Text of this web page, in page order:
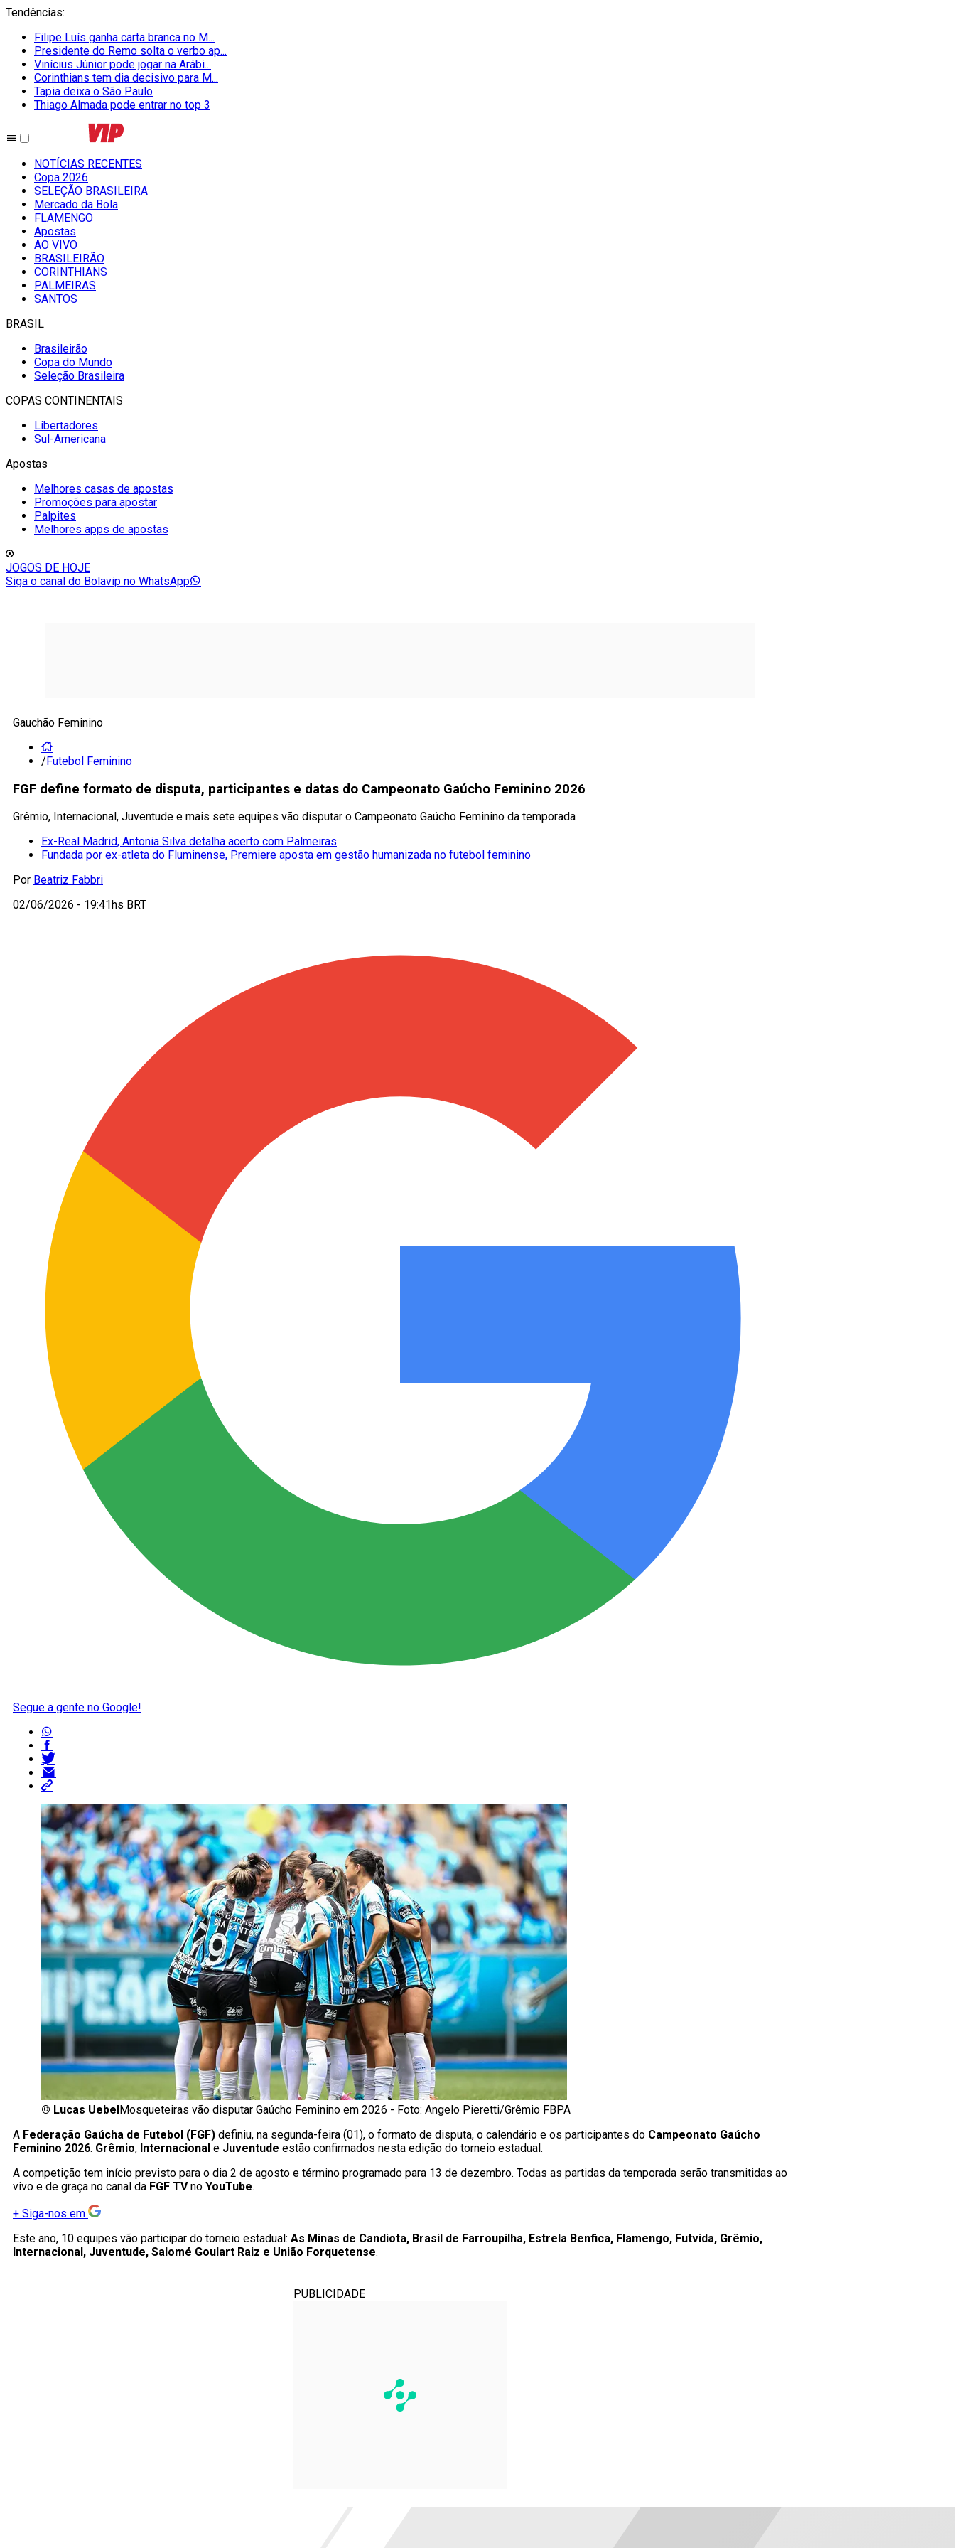
Tendências:
Filipe Luís ganha carta branca no M...
Presidente do Remo solta o verbo ap...
Vinícius Júnior pode jogar na Arábi...
Corinthians tem dia decisivo para M...
Tapia deixa o São Paulo
Thiago Almada pode entrar no top 3
NOTÍCIAS RECENTES
Copa 2026
SELEÇÃO BRASILEIRA
Mercado da Bola
FLAMENGO
Apostas
AO VIVO
BRASILEIRÃO
CORINTHIANS
PALMEIRAS
SANTOS
BRASIL
Brasileirão
Copa do Mundo
Seleção Brasileira
COPAS CONTINENTAIS
Libertadores
Sul-Americana
Apostas
Melhores casas de apostas
Promoções para apostar
Palpites
Melhores apps de apostas
JOGOS DE HOJE
Siga o canal do Bolavip no WhatsApp
Gauchão Feminino
/Futebol Feminino
FGF define formato de disputa, participantes e datas do Campeonato Gaúcho Feminino 2026
Grêmio, Internacional, Juventude e mais sete equipes vão disputar o Campeonato Gaúcho Feminino da temporada
Ex-Real Madrid, Antonia Silva detalha acerto com Palmeiras
Fundada por ex-atleta do Fluminense, Premiere aposta em gestão humanizada no futebol feminino
Por Beatriz Fabbri
02/06/2026 - 19:41hs BRT
Segue a gente no Google!
© Lucas Uebel Mosqueteiras vão disputar Gaúcho Feminino em 2026 - Foto: Angelo Pieretti/Grêmio FBPA
A Federação Gaúcha de Futebol (FGF) definiu, na segunda-feira (01), o formato de disputa, o calendário e os participantes do Campeonato Gaúcho
Feminino 2026. Grêmio, Internacional e Juventude estão confirmados nesta edição do torneio estadual.
A competição tem início previsto para o dia 2 de agosto e término programado para 13 de dezembro. Todas as partidas da temporada serão transmitidas ao
vivo e de graça no canal da FGF TVno YouTube.
+ Siga-nos em
Este ano, 10 equipes vão participar do torneio estadual: As Minas de Candiota, Brasil de Farroupilha, Estrela Benfica, Flamengo, Futvida, Grêmio,
Internacional, Juventude, Salomé Goulart Raiz e União Forquetense.
PUBLICIDADE